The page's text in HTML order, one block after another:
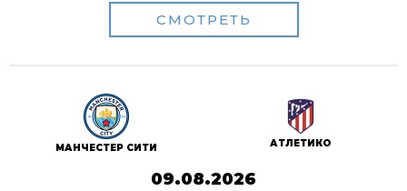
СМОТРЕТЬ
МАНЧЕСТЕР СИТИ АТЛЕТИКО
09.08.2026